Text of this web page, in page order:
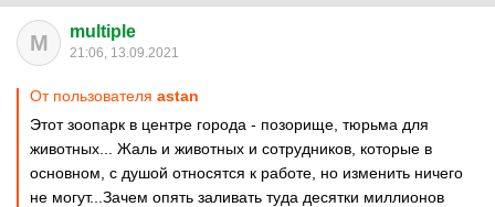
M multiple
21:06, 13.09.2021
От пользователя astan
Этот зоопарк в центре города - позорище, тюрьма для
животных... Жаль и животных и сотрудников, которые в
основном, с душой относятся к работе, но изменить ничего
не могут...Зачем опять заливать туда десятки миллионов